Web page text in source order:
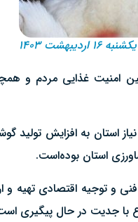
۱۴۰۳
امنیت غذایی مردم و
نیاز استان به افزایش
استان بوده‌است.
توجیه اقتصادی تهیه و
با جدیت در حال پیگیری